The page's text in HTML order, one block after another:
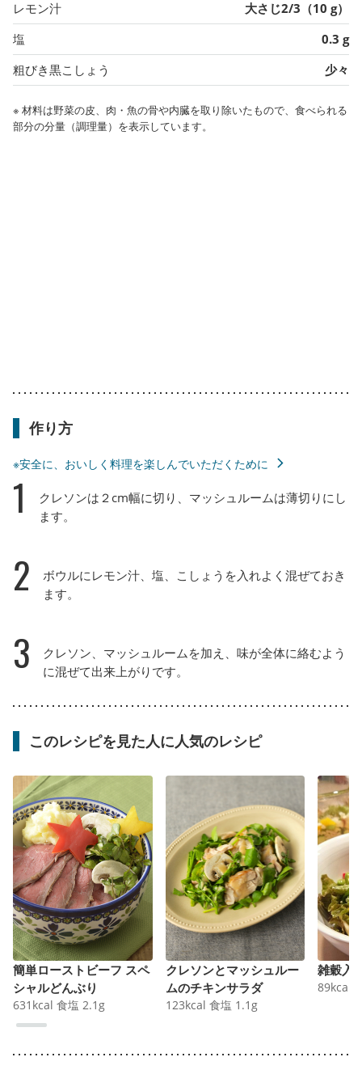
レモン汁
大さじ2/3（10 g）
塩
0.3 g
粗びき黒こしょう
少々
※ 材料は野菜の皮、肉・魚の骨や内臓を取り除いたもので、食べられる
部分の分量（調理量）を表示しています。
作り方
※安全に、おいしく料理を楽しんでいただくために
1
クレソンは２cm幅に切り、マッシュルームは薄切りにし
ます。
2
ボウルにレモン汁、塩、こしょうを入れよく混ぜておき
ます。
3
クレソン、マッシュルームを加え、味が全体に絡むよう
に混ぜて出来上がりです。
このレシピを見た人に人気のレシピ
簡単ローストビーフ スペ
シャルどんぶり
631 kcal 食塩 2.1 g
クレソンとマッシュルー
ムのチキンサラダ
123kcal 食塩 1.1 g
雑穀入
89kcal